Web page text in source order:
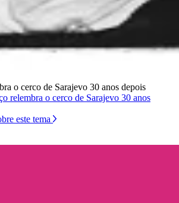
o cerco de Sarajevo 30 anos depois
relembra o cerco de Sarajevo 30 anos
este tema